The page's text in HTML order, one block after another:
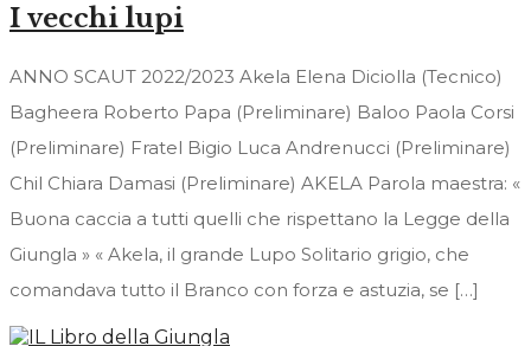
I vecchi lupi
ANNO SCAUT 2022/2023 Akela Elena Diciolla (Tecnico)
Bagheera Roberto Papa (Preliminare) Baloo Paola Corsi
(Preliminare) Fratel Bigio Luca Andrenucci (Preliminare)
Chil Chiara Damasi (Preliminare) AKELA Parola maestra: «
Buona caccia a tutti quelli che rispettano la Legge della
Giungla » « Akela, il grande Lupo Solitario grigio, che
comandava tutto il Branco con forza e astuzia, se […]